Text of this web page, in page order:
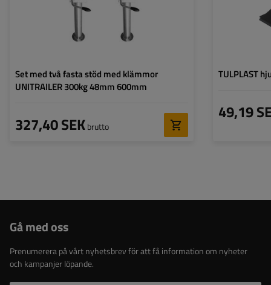
Set med två fasta stöd med klämmor
UNITRAILER 300kg 48mm 600mm
327,40 SEKbrutto
TULPLAST
49,19
Gå med oss
Prenumerera på vårt nyhetsbrev för att få information om nyheter
och kampanjer löpande.